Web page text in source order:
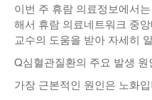
이번 주 휴람 의료정보에서
해서 휴람 의료네트워크 중
교수의 도움을 받아 자세히
Q심혈관질환의 주요 발생
가장 근본적인 원인은 노화